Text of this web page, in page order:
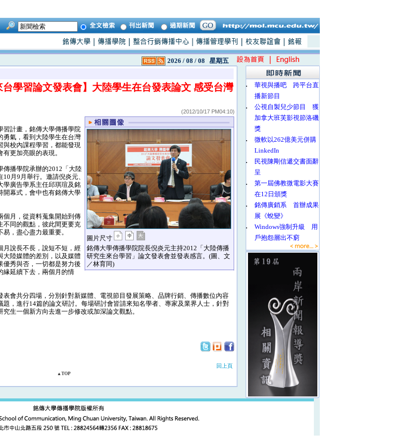
2026 / 08 / 08 星期五
台學習論文發表會】大陸學生在台發表論文 感受台灣
(2012/10/17 PM04:10)
圖片尺寸
銘傳大學傳播學院院長倪炎元主持2012「大陸傳播
研究生來台學習」論文發表會並發表感言。(圖、文
／林育同)
計畫，銘傳大學傳播學院
勇氣，看到大陸學生在台灣
與校內課程學習，都能發現
更加亮眼的表現。
播學院承辦的2012「大陸
月9月舉行。邀請倪炎元、
學廣告學系主任邱琪瑄及銘
開幕式，會中也有銘傳大學
月，從資料蒐集開始到傳
不同的觀點，彼此間更要克
，盡心盡力最重要。
說長不長，說短不短，經
大陸媒體的差別，以及媒體
優秀與否，一切都是努力後
緣延續下去，兩個月的情
會共分四場，分別針對新媒體、電視節目發展策略、品牌行銷、傳播數位內容
，進行14篇的論文研討。每場研討會皆請來知名學者、專家及業界人士，針對
生一個新方向去進一步修改或加深論文觀點。
回上頁
▲TOP
‧
華視與播吧 跨平台直
播新節目
‧
公視自製兒少節目 獲
加拿大班芙影視節洛磯
獎
‧
微軟以262億美元併購
LinkedIn
‧
民視陳剛信遞交書面辭
呈
‧
第一屆佛教微電影大賽
在12日頒獎
‧
銘傳廣銷系 首辦成果
展《蛻變》
‧
Windows強制升級 用
戶抱怨層出不窮